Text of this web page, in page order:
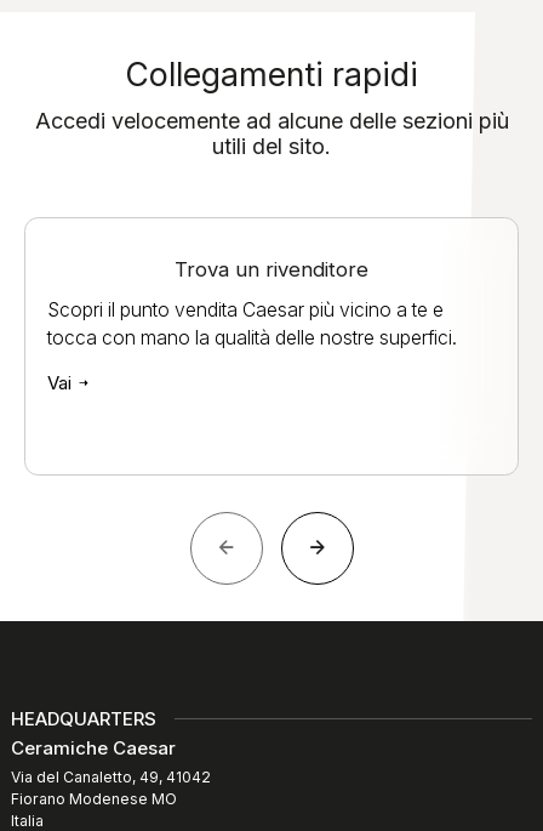
Collegamenti rapidi
Accedi velocemente ad alcune delle sezioni più
utili del sito.
Trova un rivenditore
Scopri il punto vendita Caesar più vicino a te e
tocca con mano la qualità delle nostre superfici.
Vai
HEADQUARTERS
Ceramiche Caesar
Via del Canaletto, 49, 41042
Fiorano Modenese MO
Italia